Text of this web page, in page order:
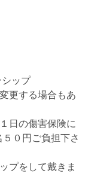
ップ
更する場合もあ
日の傷害保険に
０円ご負担下さ
プをして戴きま